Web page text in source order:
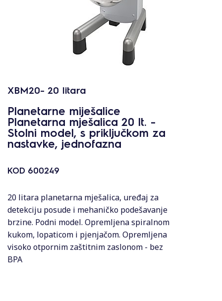
XBM20- 20 litara
Planetarne miješalice
Planetarna mješalica 20 lt. -
Stolni model, s priključkom za
nastavke, jednofazna
KOD 600249
20 litara planetarna mješalica, uređaj za
detekciju posude i mehaničko podešavanje
brzine. Podni model. Opremljena spiralnom
kukom, lopaticom i pjenjačom. Opremljena
visoko otpornim zaštitnim zaslonom - bez
BPA